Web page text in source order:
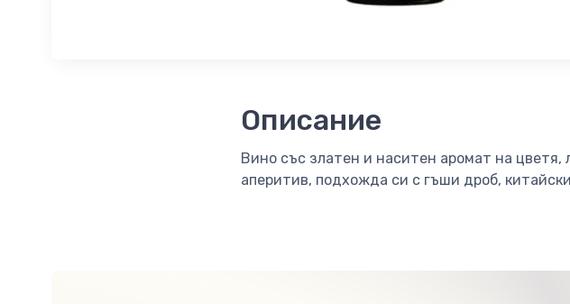
Описание
Вино със златен и наситен аромат на
аперитив, подхожда си с гъши дроб,